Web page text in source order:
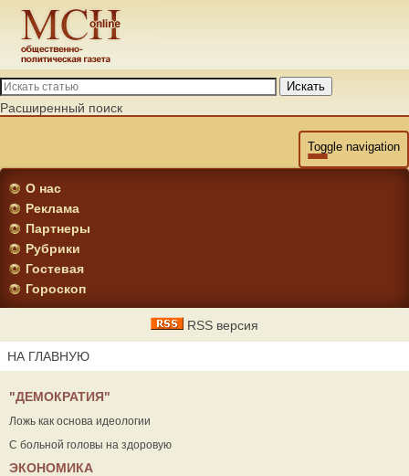
Искать
Расширенный поиск
Toggle navigation
О нас
Реклама
Партнеры
Рубрики
Гостевая
Гороскоп
RSS версия
НА ГЛАВНУЮ
"ДЕМОКРАТИЯ"
Ложь как основа идеологии
С больной головы на здоровую
ЭКОНОМИКА